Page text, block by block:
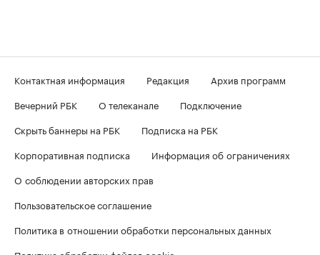
Контактная информация Редакция
Архив программ
Вечерний РБК
О телеканале
Подключение
Скрыть баннеры на РБК
Подписка на РБК
Корпоративная подписка
Информация об ограничениях
О соблюдении авторских прав
Пользовательское соглашение
Политика в отношении обработки персональных данных